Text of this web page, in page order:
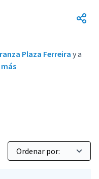
Plaza Ferreiray a
más